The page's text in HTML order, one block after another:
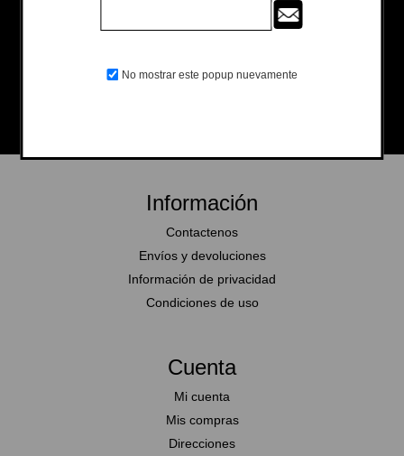
Seguinos en las redes
Información
Contactenos
Envíos y devoluciones
Información de privacidad
Condiciones de uso
Cuenta
Mi cuenta
Mis compras
Direcciones
No mostrar este popup nuevamente